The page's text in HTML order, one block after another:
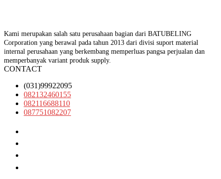
Kami merupakan salah satu perusahaan bagian dari BATUBELING
Corporation yang berawal pada tahun 2013 dari divisi suport material
internal perusahaan yang berkembang memperluas pangsa perjualan dan
memperbanyak variant produk supply.
CONTACT
(031)99922095
082132460155
082116688110
087751082207